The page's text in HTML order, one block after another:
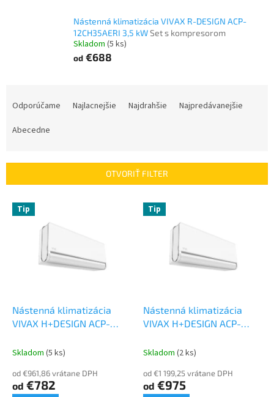
Nástenná klimatizácia VIVAX R-DESIGN ACP-
12CH35AERI 3,5 kWSet s kompresorom
Skladom (5 ks)
od €688
p
Odporúčame Najlacnejšie Najdrahšie
Najpredávanejšie
Abecedne
OTVORIŤ FILTER
V Tip
Nástenná klimatizácia
VIVAX H+DESIGN ACP-
kompresorom
Skladom (5 ks)
od €961,86 vrátane DPH
od €782
Tip
Nástenná klimatizácia
VIVAX H+DESIGN ACP-
kompresorom
Skladom (2 ks)
od €1 199,25 vrátane DPH
od €975